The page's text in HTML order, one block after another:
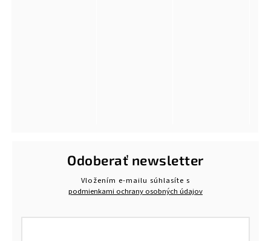
Odoberať newsletter
Vložením e-mailu súhlasíte s
podmienkami ochrany osobných údajov